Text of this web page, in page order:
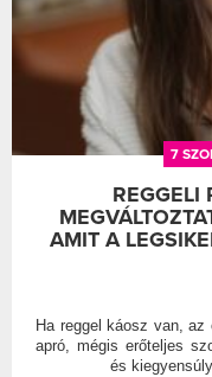
7
REGGELI
AMIT A
Ha reggel káosz van,
apró, mégis erőteljes
és